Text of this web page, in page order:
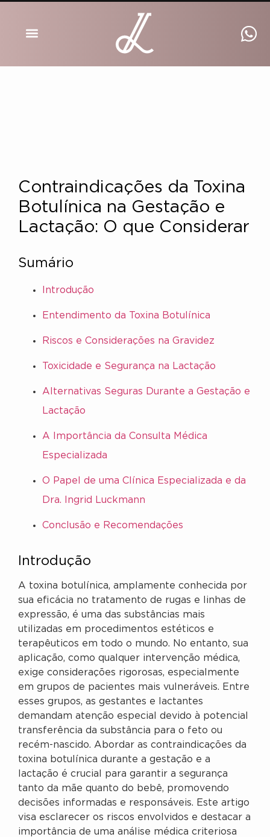
Contraindicações da Toxina
Botulínica na Gestação e
Lactação: O que Considerar
Sumário
Introdução
Entendimento da Toxina Botulínica
Riscos e Considerações na Gravidez
Toxicidade e Segurança na Lactação
Alternativas Seguras Durante a Gestação e
Lactação
A Importância da Consulta Médica
Especializada
O Papel de uma Clínica Especializada e da
Dra. Ingrid Luckmann
Conclusão e Recomendações
Introdução
A toxina botulínica, amplamente conhecida por
sua eficácia no tratamento de rugas e linhas de
expressão, é uma das substâncias mais
utilizadas em procedimentos estéticos e
terapêuticos em todo o mundo. No entanto, sua
aplicação, como qualquer intervenção médica,
exige considerações rigorosas, especialmente
em grupos de pacientes mais vulneráveis. Entre
esses grupos, as gestantes e lactantes
demandam atenção especial devido à potencial
transferência da substância para o feto ou
recém-nascido. Abordar as contraindicações da
toxina botulínica durante a gestação e a
lactação é crucial para garantir a segurança
tanto da mãe quanto do bebê, promovendo
decisões informadas e responsáveis. Este artigo
visa esclarecer os riscos envolvidos e destacar a
importância de uma análise médica criteriosa